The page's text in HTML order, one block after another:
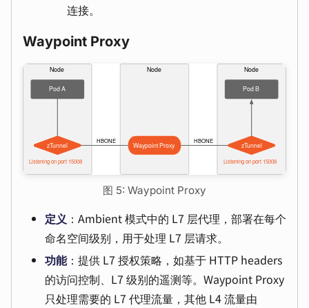
连接。
Waypoint Proxy
图 5: Waypoint Proxy
定义 ：Ambient 模式中的 L7 层代理，部署在每个
命名空间级别，用于处理 L7 层请求。
功能：提供 L7 授权策略，如基于 HTTP headers
的访问控制、L7 级别的遥测等。Waypoint Proxy
只处理需要的 L7 代理流量，其他 L4 流量由